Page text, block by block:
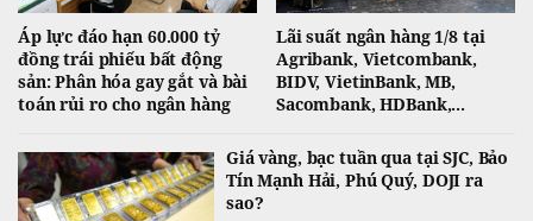
Áp lực đáo hạn 60.000 tỷ
đồng trái phiếu bất động
sản: Phân hóa gay gắt và bài
toán rủi ro cho ngân hàng
Lãi suất ngân hàng 1/8 tại
Agribank, Vietcombank,
BIDV, VietinBank, MB,
Sacombank, HDBank,...
Giá vàng, bạc tuần qua tại SJC, Bảo
Tín Mạnh Hải, Phú Quý, DOJI ra
sao?